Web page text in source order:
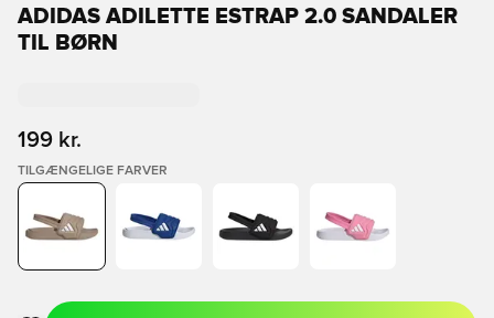
ADIDAS ADILETTE ESTRAP 2.0 SANDALER
TIL BØRN
199 kr.
TILGÆNGELIGE FARVER